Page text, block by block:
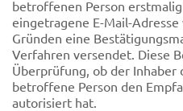
betroffenen Person
eingetragene E-Mail-
Gründen eine
Verfahren versendet. Diese
Überprüfung, ob der Inhaber
betroffene Person den
autorisiert hat.